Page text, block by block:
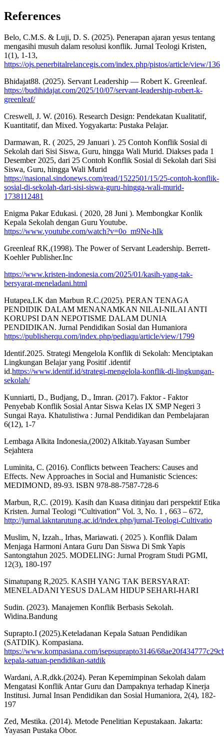
References
Belo, C.M.S. & Luji, D. S. (2025). Penerapan ajaran yesus tentang
mengasihi musuh dalam resolusi konflik. Jurnal Teologi Kristen,
1(1), 1-13,
https://ojs.penerbitalrelancegis.com/index.php/pistos/article/view/136
Bhidajat88. (2025). Servant Leadership — Robert K. Greenleaf.
https://budihidajat.com/2025/10/07/servant-leadership-robert-k-
greenleaf/
Creswell, J. W. (2016). Research Design: Pendekatan Kualitatif,
Kuantitatif, dan Mixed. Yogyakarta: Pustaka Pelajar.
Darmawan, R. ( 2025, 29 Januari ). 25 Contoh Konflik Sosial di
Sekolah dari Sisi Siswa, Guru, hingga Wali Murid. Diakses pada 1
Desember 2025, dari 25 Contoh Konflik Sosial di Sekolah dari Sisi
Siswa, Guru, hingga Wali Murid
https://nasional.sindonews.com/read/1522501/15/25-contoh-konflik-
sosial-di-sekolah-dari-sisi-siswa-guru-hingga-wali-murid-
1738112481
Enigma Pakar Edukasi. ( 2020, 28 Juni ). Membongkar Konlik
Kepala Sekolah dengan Guru Youtube.
https://www.youtube.com/watch?v=0o_m9Ne-hIk
Greenleaf RK,(1998). The Power of Servant Leadership. Berrett-
Koehler Publisher.Inc
https://www.kristen-indonesia.com/2025/01/kasih-yang-tak-
bersyarat-meneladani.html
Hutapea,LK dan Marbun R.C.(2025). PERAN TENAGA
PENDIDIK DALAM MENANAMKAN NILAI-NILAI ANTI
KORUPSI DAN NEPOTISME DALAM DUNIA
PENDIDIKAN. Jurnal Pendidikan Sosial dan Humaniora
https://publisherqu.com/index.php/pediaqu/article/view/1799
Identif.2025. Strategi Mengelola Konflik di Sekolah: Menciptakan
Lingkungan Belajar yang Positif .identif
id.https://www.identif.id/strategi-mengelola-konflik-di-lingkungan-
sekolah/
Kunniarti, D., Budjang, D., Imran. (2017). Faktor - Faktor
Penyebab Konflik Sosial Antar Siswa Kelas IX SMP Negeri 3
Sungai Raya. Khatulistiwa : Jurnal Pendidikan dan Pembelajaran
6(12), 1-7
Lembaga Alkita Indonesia,(2002) Alkitab.Yayasan Sumber
Sejahtera
Luminita, C. (2016). Conflicts between Teachers: Causes and
Effects. New Approaches in Social and Humanistic Sciences:
MEDIMOND, 89-93. ISBN 978-88-7587-728-6
Marbun, R,C. (2019). Kasih dan Kuasa ditinjau dari perspektif Etika
Kristen. Jurnal Teologi “Cultivation” Vol. 3, No. 1 , 663 – 672,
http://jurnal.iakntarutung.ac.id/index.php/jurnal-Teologi-Cultivatio
Muslim, N, Izzah., Irhas, Mariawati. ( 2025 ). Konflik Dalam
Menjaga Harmoni Antara Guru Dan Siswa Di Smk Yapis
Santongtahun 2025. MODELING: Jurnal Program Studi PGMI,
12(3), 180-197
Simatupang R,2025. KASIH YANG TAK BERSYARAT:
MENELADANI YESUS DALAM HIDUP SEHARI-HARI
Sudin. (2023). Manajemen Konflik Berbasis Sekolah.
Widina.Bandung
Suprapto.I (2025).Keteladanan Kepala Satuan Pendidikan
(SATDIK). Kompasiana.
https://www.kompasiana.com/isepsuprapto3146/
kepala-satuan-pendidikan-satdik
Wardani, A.R,dkk.(2024). Peran Kepemimpinan Sekolah dalam
Mengatasi Konflik Antar Guru dan Dampaknya terhadap Kinerja
Institusi. Jurnal Insan Pendidikan dan Sosial Humaniora, 2(4), 182-
197
Zed, Mestika. (2014). Metode Penelitian Kepustakaan. Jakarta:
Yayasan Pustaka Obor.